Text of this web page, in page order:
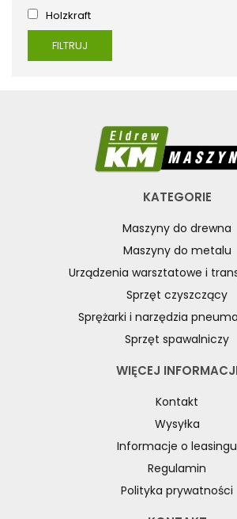
SZCZOTKARKI
KRAWĘDZIOWE
WIERTARKI POZIOME DO DREWNA,
WYRZYNARKI DO DREWNA, STOŁOWE
WYPOSAŻENIE ŁUPAREK
WYPOSAŻENIE ODCIĄGÓW MASZYN DO
WYPOSAŻENIE OKLEINIAREK
WYPOSAŻENIE PIŁ FORMATOWYCH
WYPOSAŻENIE PIŁ STOŁOWYCH
WYPOSAŻENIE PIŁ TARCZOWYCH DO
WYPOSAŻENIE POSUWÓW
WYPOSAŻENIE STRUGAREK
WYPOSAŻENIE SZCZOTKAREK
WYPOSAŻENIE SZLIFIEREK DO DREWNA
WYPOSAŻENIE TOKAREK
Holzkraft
FILTRUJ
KATEGORIE
Maszyny do drewna
Maszyny do metalu
Urządzenia warsztatowe i
Sprzęt czyszczący
Sprężarki i narzędzia
Sprzęt spawalniczy
WIĘCEJ
Kontakt
Wysyłka
Informacje o leasingu
Regulamin
Polityka prywatności